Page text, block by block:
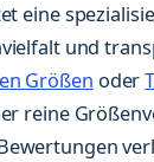
eine
und
Größen oder
reine